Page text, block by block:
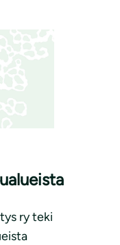
ry teki